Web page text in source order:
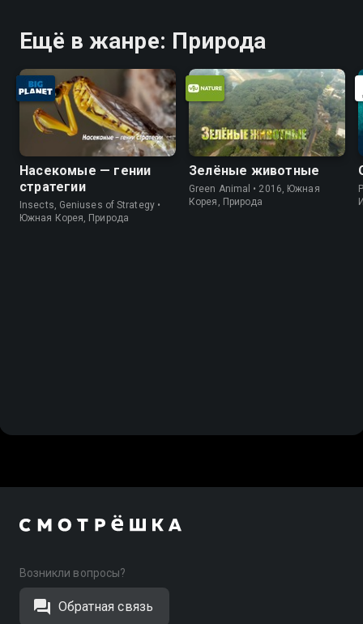
Ещё в жанре: Природа
Насекомые — гении
стратегии
Insects, Geniuses of Strategy •
Южная Корея, Природа
Зелёные животные
Green Animal • 2016, Южная
Корея, Природа
Возникли вопросы?
Обратная связь